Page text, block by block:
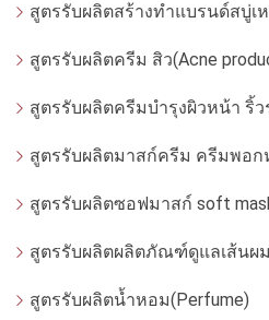
สูตรรับผลิตครีม สิว(Acne
สูตรรับผลิตครีมบำรุงผิวหน้า ริ้
สูตรรับผลิตผลิตภัณฑ์ดูแลเส้นผ
สูตรรับผลิตน้ำหอม(Perfume)